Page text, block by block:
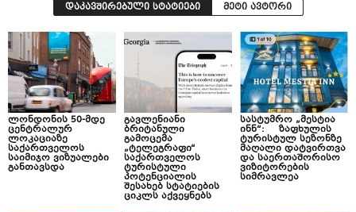
დაკავშირებული სტატიები მეტი ავტორი
ლონდონის 50-მდე
ცენტრალურ
ლოკაციაზე
საქართველოს
საიმიჯო ვიზუალები
განთავსდა
გავლენიანი
ბრიტანული
გამოცემა
„ტელეგრაფი“
საქართველოს
ტურისტული
პოტენციალის
შესახებ სტატიების
ციკლს აქვეყნებს
სასტუმრო „მესტია
ინნ“: ზაფხულის
ტურისტულ სეზონზე
მაღალი დატვირთვა
და საერთაშორისო
ვიზიტორების
სიმრავლეა